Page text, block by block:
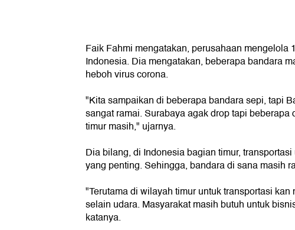
Faik Fahmi mengatakan, perusahaan mengelola
Indonesia. Dia mengatakan, beberapa bandara
heboh virus corona.
"Kita sampaikan di beberapa bandara sepi, tapi
sangat ramai. Surabaya agak drop tapi beberapa
timur masih," ujarnya.
Dia bilang, di Indonesia bagian timur,
yang penting. Sehingga, bandara di sana masih
"Terutama di wilayah timur untuk transportasi
selain udara. Masyarakat masih butuh untuk
katanya.